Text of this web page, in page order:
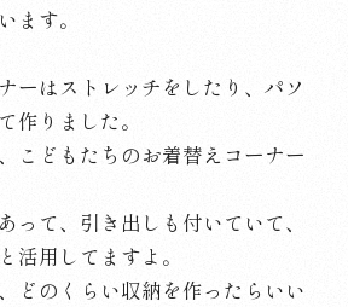
ます。
ーはストレッチをしたり、パソ
作りました。
こどもたちのお着替えコーナー
って、引き出しも付いていて、
活用してますよ。
どのくらい収納を作ったらいい